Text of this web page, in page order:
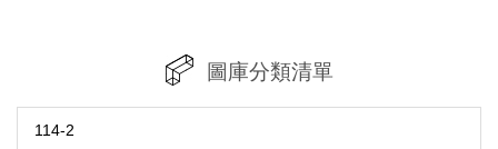
圖庫分類清單
114-2